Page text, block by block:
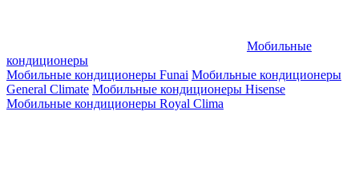
Мобильные
кондиционеры
Мобильные кондиционеры Funai Мобильные кондиционеры
General Climate Мобильные кондиционеры Hisense
Мобильные кондиционеры Royal Clima